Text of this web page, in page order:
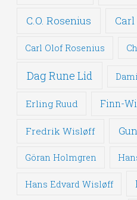
C.O. Rosenius
Carl Olof Rosenius
Dag Rune Lid
Erling Ruud Finn-
Fredrik Wisløff
Göran Holmgren
Hans Edvard Wisløff